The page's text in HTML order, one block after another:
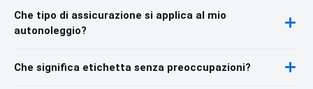
Che tipo di assicurazione si applica al mio
autonoleggio?
Che significa etichetta senza preoccupazioni?